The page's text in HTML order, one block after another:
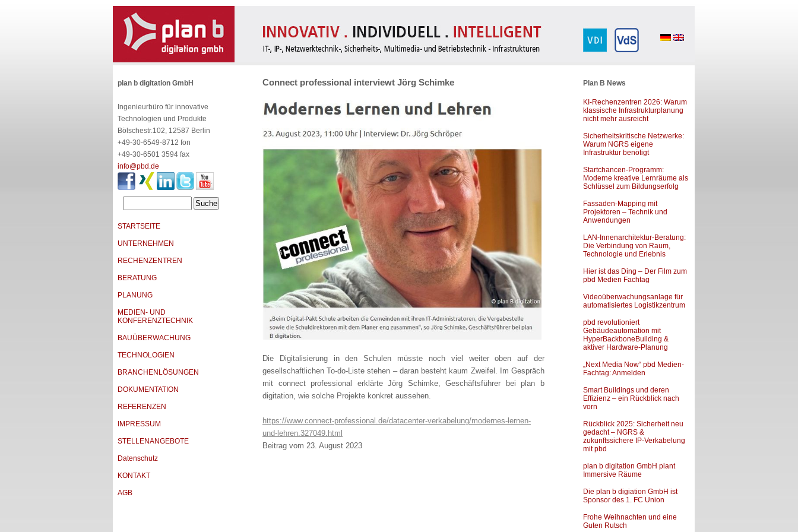
plan b digitation GmbH
Ingenieurbüro für innovative
Technologien und Produkte
Bölschestr.102, 12587 Berlin
+49-30-6549-8712 fon
+49-30-6501 3594 fax
info@pbd.de
STARTSEITE
UNTERNEHMEN
RECHENZENTREN
BERATUNG
PLANUNG
MEDIEN- UND
KONFERENZTECHNIK
BAUÜBERWACHUNG
TECHNOLOGIEN
BRANCHENLÖSUNGEN
DOKUMENTATION
REFERENZEN
IMPRESSUM
STELLENANGEBOTE
Datenschutz
KONTAKT
AGB
Plan B News
KI-Rechenzentren 2026: Warum
klassische Infrastrukturplanung
nicht mehr ausreicht
Sicherheitskritische Netzwerke:
Warum NGRS eigene
Infrastruktur benötigt
Startchancen-Programm:
Moderne kreative Lernräume als
Schlüssel zum Bildungserfolg
Fassaden-Mapping mit
Projektoren – Technik und
Anwendungen
LAN-Innenarchitektur-Beratung:
Die Verbindung von Raum,
Technologie und Erlebnis
Hier ist das Ding – Der Film zum
pbd Medien Fachtag
Videoüberwachungsanlage für
automatisiertes Logistikzentrum
pbd revolutioniert
Gebäudeautomation mit
HyperBackboneBuilding &
aktiver Hardware-Planung
„Next Media Now“ pbd Medien-
Fachtag: Anmelden
Smart Buildings und deren
Effizienz – ein Rückblick nach
vorn
Rückblick 2025: Sicherheit neu
gedacht – NGRS &
zukunftssichere IP-Verkabelung
mit pbd
plan b digitation GmbH plant
Immersive Räume
Die plan b digiation GmbH ist
Sponsor des 1. FC Union
Frohe Weihnachten und eine
Guten Rutsch
Connect professional interviewt Jörg Schimke
Die Digitalisierung in den Schulen müsste noch viel weiter oben auf der
gesellschaftlichen To-do-Liste stehen – daran besteht kaum Zweifel. Im Gespräch
mit connect professional erklärte Jörg Schimke, Geschäftsführer bei plan b
digitation, wie solche Projekte konkret aussehen.
https://www.connect-professional.de/datacenter-verkabelung/modernes-lernen-
und-lehren.327049.html
Beitrag vom 23. August 2023